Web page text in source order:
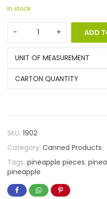
In stock
ADD
UNIT OF MEASUREMENT
CARTON QUANTITY
SKU: 1902
Category: Canned Products
Tags: pineapple pieces,
pineapple